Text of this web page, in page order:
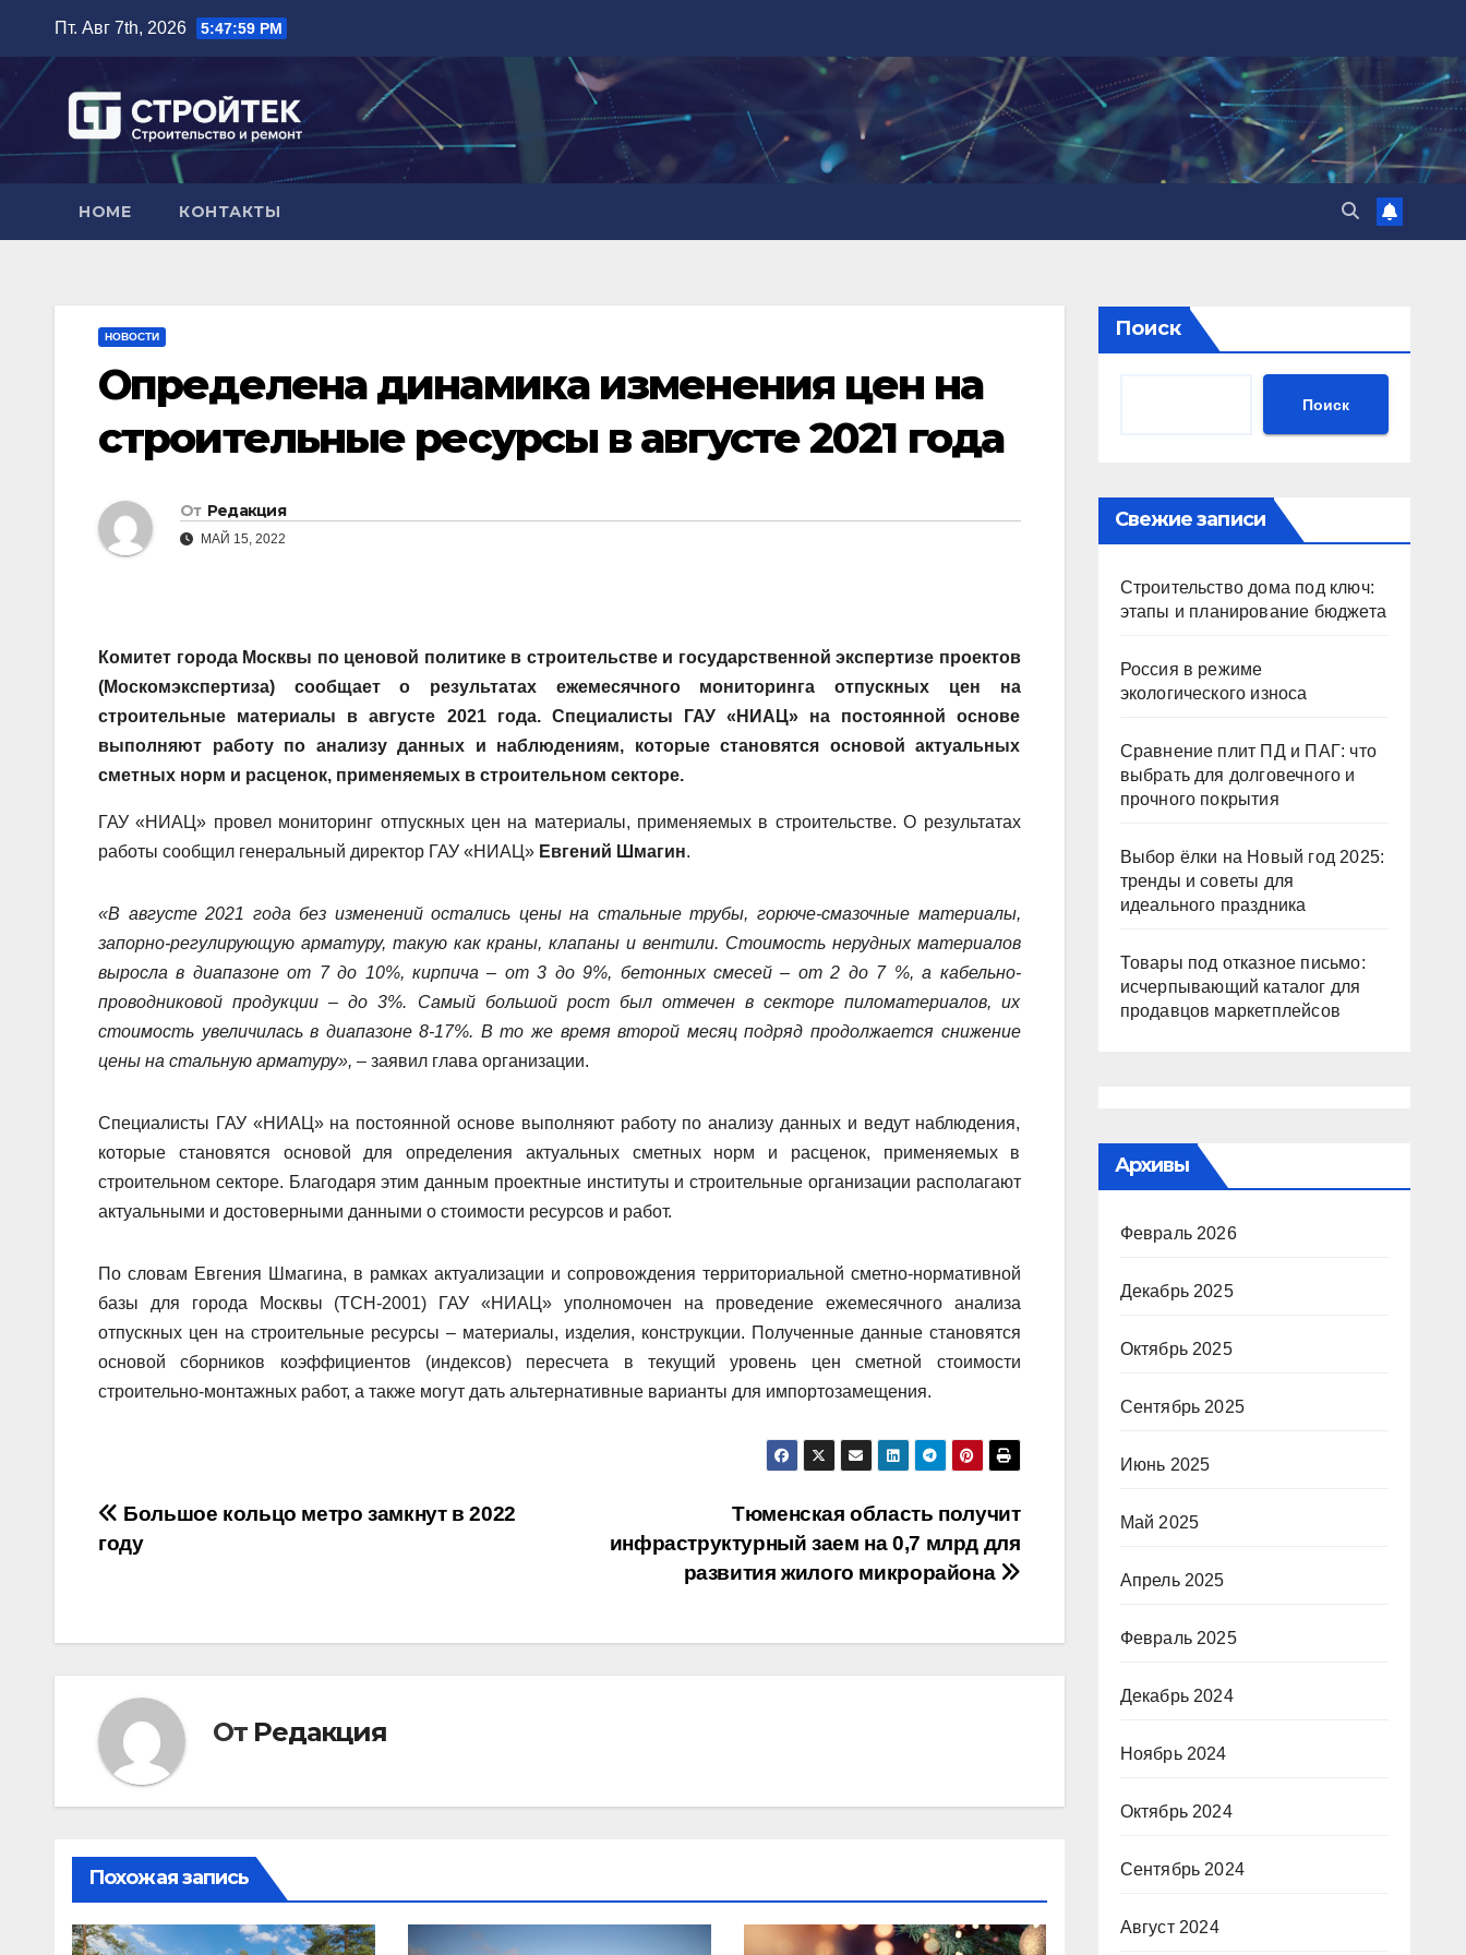
содержимому
Пт. Авг 7th, 2026 5:48:00 PM
HOME КОНТАКТЫ
НОВОСТИ
Определена динамика изменения цен на
строительные ресурсы в августе 2021 года
От Редакция
МАЙ 15, 2022
Комитет города Москвы по ценовой политике в строительстве и государственной экспертизе проектов
(Москомэкспертиза) сообщает о результатах ежемесячного мониторинга отпускных цен на
строительные материалы в августе 2021 года. Специалисты ГАУ «НИАЦ» на постоянной основе
выполняют работу по анализу данных и наблюдениям, которые становятся основой актуальных
сметных норм и расценок, применяемых в строительном секторе.
ГАУ «НИАЦ» провел мониторинг отпускных цен на материалы, применяемых в строительстве. О результатах
работы сообщил генеральный директор ГАУ «НИАЦ» Евгений Шмагин.
«В августе 2021 года без изменений остались цены на стальные трубы, горюче-смазочные материалы,
запорно-регулирующую арматуру, такую как краны, клапаны и вентили. Стоимость нерудных материалов
выросла в диапазоне от 7 до 10%, кирпича – от 3 до 9%, бетонных смесей – от 2 до 7 %, а кабельно-
проводниковой продукции – до 3%. Самый большой рост был отмечен в секторе пиломатериалов, их
стоимость увеличилась в диапазоне 8-17%. В то же время второй месяц подряд продолжается снижение
цены на стальную арматуру», – заявил глава организации.
Специалисты ГАУ «НИАЦ» на постоянной основе выполняют работу по анализу данных и ведут наблюдения,
которые становятся основой для определения актуальных сметных норм и расценок, применяемых в
строительном секторе. Благодаря этим данным проектные институты и строительные организации располагают
актуальными и достоверными данными о стоимости ресурсов и работ.
По словам Евгения Шмагина, в рамках актуализации и сопровождения территориальной сметно-нормативной
базы для города Москвы (ТСН-2001) ГАУ «НИАЦ» уполномочен на проведение ежемесячного анализа
отпускных цен на строительные ресурсы – материалы, изделия, конструкции. Полученные данные становятся
основой сборников коэффициентов (индексов) пересчета в текущий уровень цен сметной стоимости
строительно-монтажных работ, а также могут дать альтернативные варианты для импортозамещения.
Навигация
по
Тюменская область получит
инфраструктурный заем на 0,7 млрд для
развития жилого микрорайона
Большое кольцо метро замкнут в 2022
году
От Редакция
Похожая запись
Поиск
Поиск
Свежие записи
Строительство дома под ключ:
этапы и планирование бюджета
Россия в режиме
экологического износа
Сравнение плит ПД и ПАГ: что
выбрать для долговечного и
прочного покрытия
Выбор ёлки на Новый год 2025:
тренды и советы для
идеального праздника
Товары под отказное письмо:
исчерпывающий каталог для
продавцов маркетплейсов
Архивы
Февраль 2026
Декабрь 2025
Октябрь 2025
Сентябрь 2025
Июнь 2025
Май 2025
Апрель 2025
Февраль 2025
Декабрь 2024
Ноябрь 2024
Октябрь 2024
Сентябрь 2024
Август 2024